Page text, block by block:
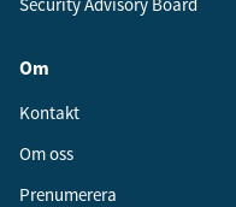
Om
Kontakt
Om oss
Prenumerera